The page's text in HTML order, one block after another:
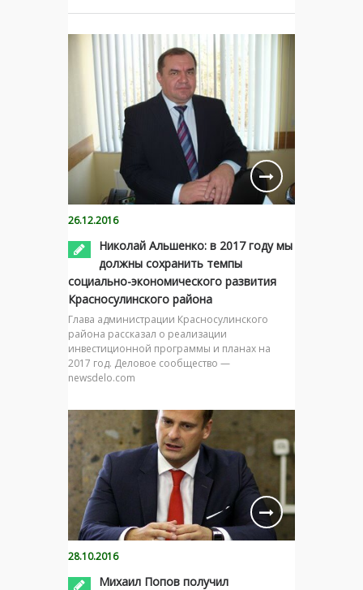
26.12.2016
Николай Альшенко: в 2017 году мы
должны сохранить темпы
социально-экономического развития
Красносулинского района
Глава администрации Красносулинского
района рассказал о реализации
инвестиционной программы и планах на
2017 год. Деловое сообщество —
newsdelo.com
28.10.2016
Михаил Попов получил